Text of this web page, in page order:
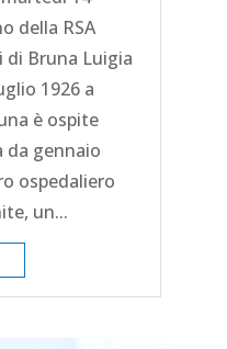
della RSA
di Bruna Luigia
1926 a
è ospite
gennaio
ospedaliero
un...